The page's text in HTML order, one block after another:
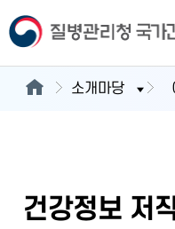
소개마당
건강정보 저